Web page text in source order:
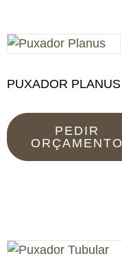
PUXADOR PLANUS
PEDIR
ORÇAMENTO